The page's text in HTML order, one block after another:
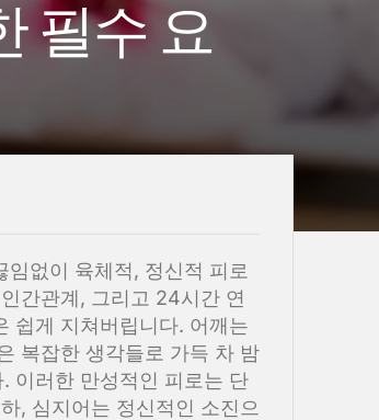
필수 요
없이 육체적, 정신적 피로
간관계, 그리고 24시간 연
쉽게 지쳐버립니다. 어깨는
복잡한 생각들로 가득 차 밤
이러한 만성적인 피로는 단
, 심지어는 정신적인 소진으